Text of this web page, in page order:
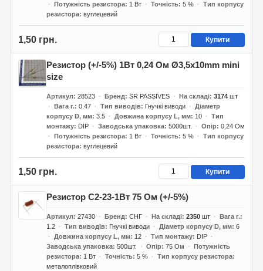
Потужність резистора
1 Вт Точність 5 %
Тип корпусу
резистора вуглецевий
1,50 грн. Купити
Резистор (+/-5%) 1Вт 0,24 Ом Ø3,5x10mm mini
size
Артикул 28523 Бренд SR PASSIVES На складі 3174шт
Вага г. 0.47 Тип виводів Гнучкі виводи
Діаметр
корпусу D, мм 3.5 Довжина корпусу L, мм 10
Тип
монтажу
DIP Заводська упаковка 5000шт. Опір 0,24 Ом
Потужність резистора
1 Вт Точність 5 %
Тип корпусу
резистора вуглецевий
1,50 грн. Купити
Резистор С2-23-1Вт 75 Ом (+/-5%)
Артикул 27430 Бренд СНГ На складі 2350шт
Вага г.
1.2
Тип виводів Гнучкі виводи Діаметр корпусу D, мм 6
Довжина корпусу L, мм
12 Тип монтажу
DIP
Заводська упаковка 500шт. Опір 75 Ом
Потужність
резистора
1 Вт Точність 5 %
Тип корпусу резистора
металоплівковий